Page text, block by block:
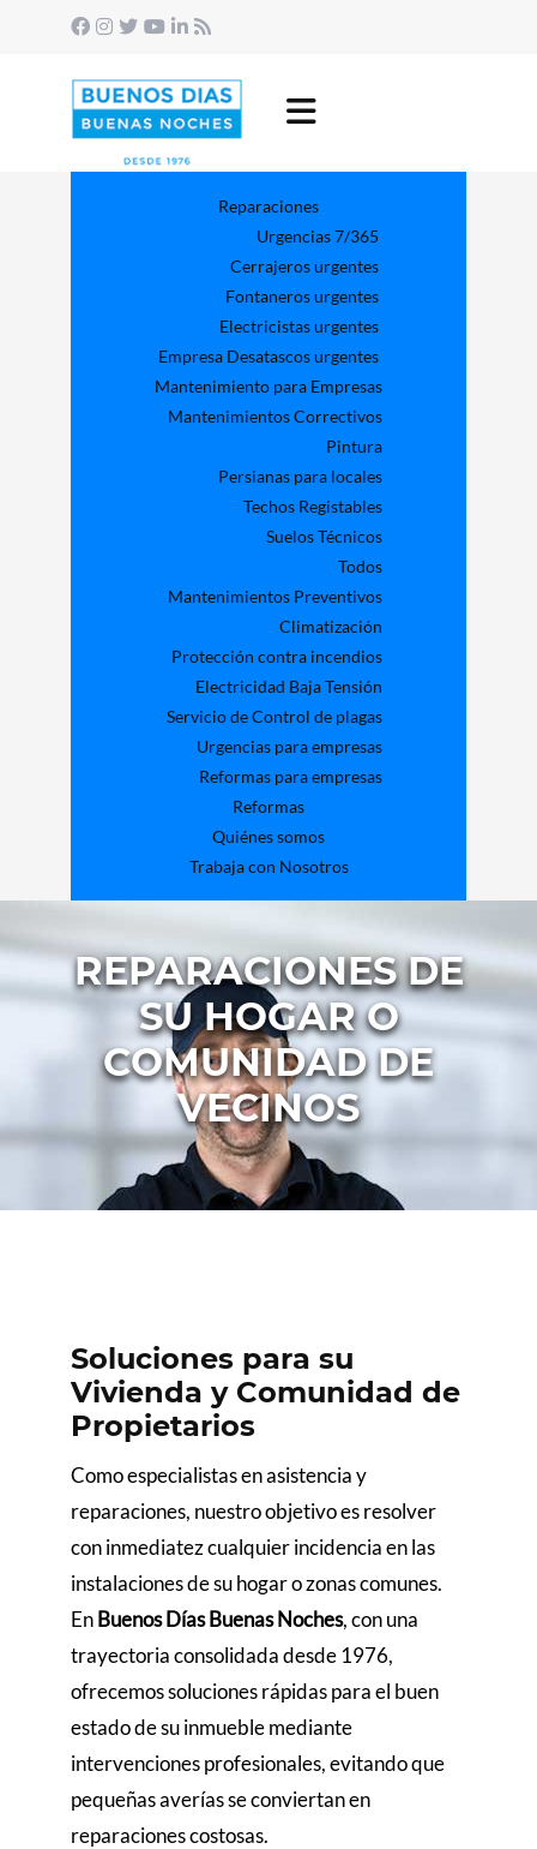
Reparaciones
Urgencias 7/365
Cerrajeros urgentes
Fontaneros urgentes
Electricistas urgentes
Empresa Desatascos urgentes
Mantenimiento para Empresas​
Mantenimientos Correctivos
Pintura
Persianas para locales
Techos Registables
Suelos Técnicos
Todos
Mantenimientos Preventivos
Climatización
Protección contra incendios
Electricidad Baja Tensión
Servicio de Control de plagas
Urgencias para empresas
Reformas para empresas
Reformas
Quiénes somos
Trabaja con Nosotros
REPARACIONES DE
SU HOGAR O
COMUNIDAD DE
VECINOS
Soluciones para su
Vivienda y Comunidad de
Propietarios
Como especialistas en asistencia y
reparaciones, nuestro objetivo es resolver
con inmediatez cualquier incidencia en las
instalaciones de su hogar o zonas comunes.
EnBuenos Días Buenas Noches, con una
trayectoria consolidada desde 1976,
ofrecemos soluciones rápidas para el buen
estado de su inmueble mediante
intervenciones profesionales, evitando que
pequeñas averías se conviertan en
reparaciones costosas.